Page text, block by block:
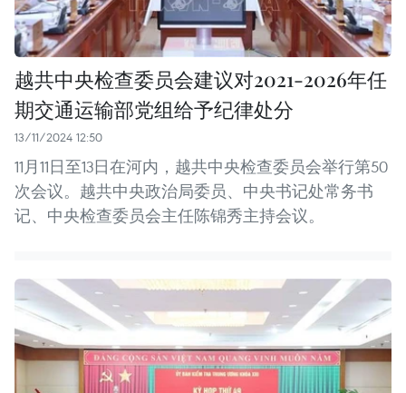
越共中央检查委员会建议对2021-2026年任
期交通运输部党组给予纪律处分
13/11/2024 12:50
11月11日至13日在河内，越共中央检查委员会举行第50
次会议。越共中央政治局委员、中央书记处常务书
记、中央检查委员会主任陈锦秀主持会议。